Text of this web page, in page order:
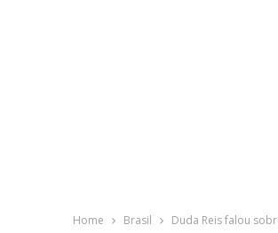
Home Brasil Duda Reis falou